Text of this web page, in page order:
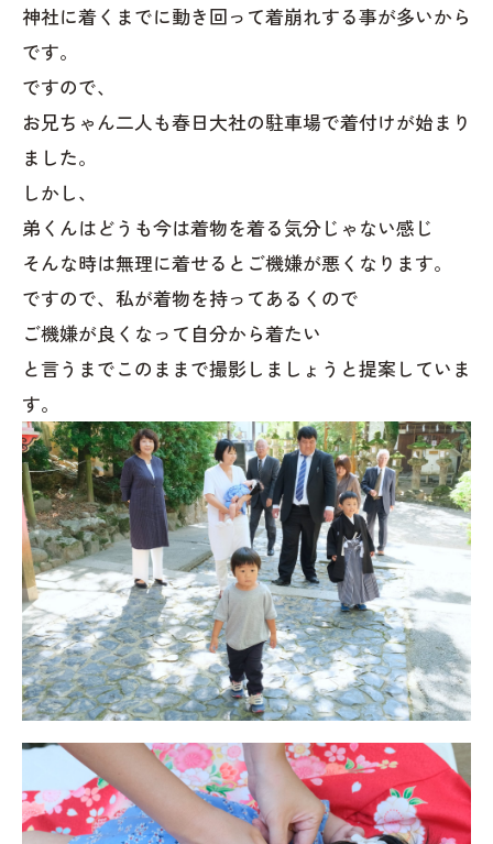
神社に着くまでに動き回って着崩れする事が多いから
です。
ですので、
お兄ちゃん二人も春日大社の駐車場で着付けが始まり
ました。
しかし、
弟くんはどうも今は着物を着る気分じゃない感じ
そんな時は無理に着せるとご機嫌が悪くなります。
ですので、私が着物を持ってあるくので
ご機嫌が良くなって自分から着たい
と言うまでこのままで撮影しましょうと提案していま
す。